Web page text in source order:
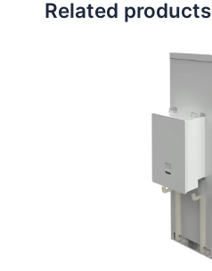
Related products